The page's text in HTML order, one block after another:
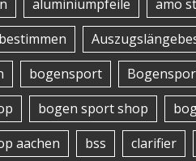
aluminiumpfeile amo
bogensport
bogen sport shop
aachen
bss clarifier